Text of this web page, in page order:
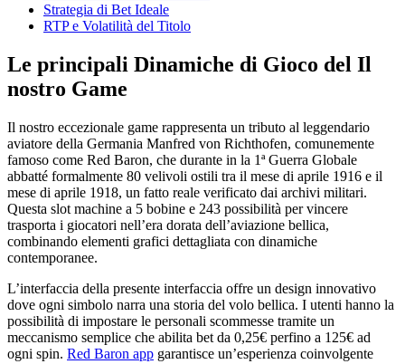
Strategia di Bet Ideale
RTP e Volatilità del Titolo
Le principali Dinamiche di Gioco del Il
nostro Game
Il nostro eccezionale game rappresenta un tributo al leggendario
aviatore della Germania Manfred von Richthofen, comunemente
famoso come Red Baron, che durante in la 1ª Guerra Globale
abbatté formalmente 80 velivoli ostili tra il mese di aprile 1916 e il
mese di aprile 1918, un fatto reale verificato dai archivi militari.
Questa slot machine a 5 bobine e 243 possibilità per vincere
trasporta i giocatori nell’era dorata dell’aviazione bellica,
combinando elementi grafici dettagliata con dinamiche
contemporanee.
L’interfaccia della presente interfaccia offre un design innovativo
dove ogni simbolo narra una storia del volo bellica. I utenti hanno la
possibilità di impostare le personali scommesse tramite un
meccanismo semplice che abilita bet da 0,25€ perfino a 125€ ad
ogni spin. Red Baron app garantisce un’esperienza coinvolgente